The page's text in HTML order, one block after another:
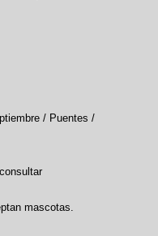
/ Puentes /
consultar
mascotas.